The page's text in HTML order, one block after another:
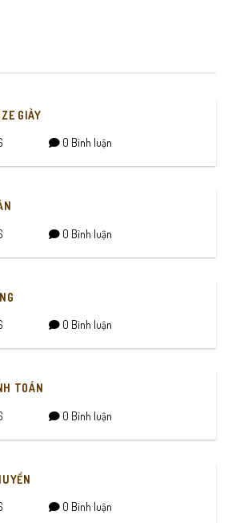
GIÀY
0 Bình luận
0 Bình luận
0 Bình luận
TOÁN
0 Bình luận
0 Bình luận